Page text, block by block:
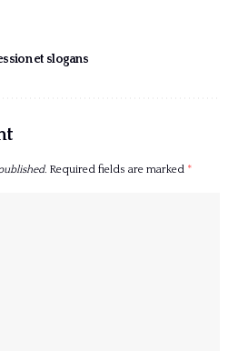
et slogans
Required fields are marked *